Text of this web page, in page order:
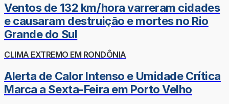
Ventos de 132 km/hora varreram cidades
e causaram destruição e mortes no Rio
Grande do Sul
CLIMA EXTREMO EM RONDÔNIA
Alerta de Calor Intenso e Umidade Crítica
Marca a Sexta-Feira em Porto Velho